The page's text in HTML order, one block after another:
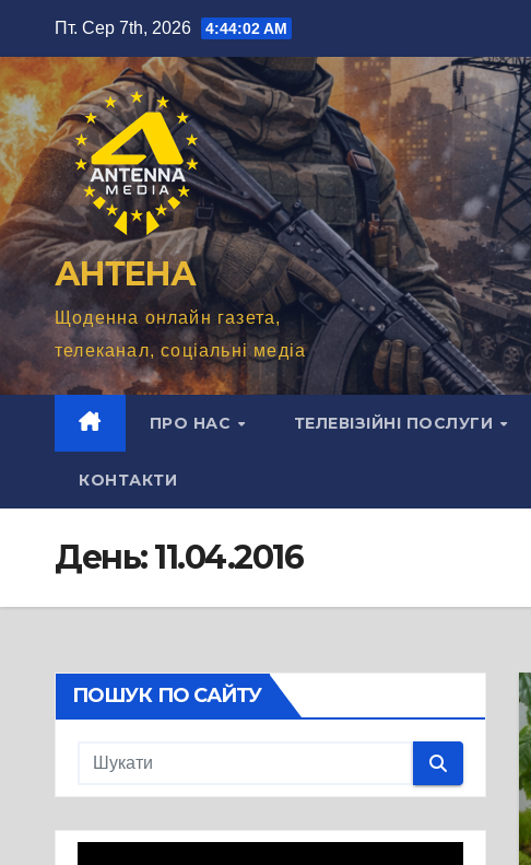
вмісту
Пт. Сер 7th, 2026 4:44:03 AM
АНТЕНА
Щоденна онлайн газета,
телеканал, соціальні медіа
ПРО НАС ТЕЛЕВІЗІЙНІ ПОСЛУГИ
КОНТАКТИ
День:11.04.2016
ПОШУК ПО САЙТУ